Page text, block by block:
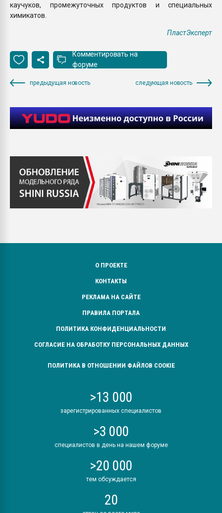
каучуков, промежуточных продуктов и специальных
химикатов.
ПластЭксперт
Комментировать на
форуме
предыдущая новость следующая новость
О ПРОЕКТЕ
КОНТАКТЫ
РЕКЛАМА НА САЙТЕ
ПРАВИЛА ПОРТАЛА
ПОЛИТИКА КОНФИДЕНЦИАЛЬНОСТИ
СОГЛАСИЕ НА ОБРАБОТКУ ПЕРСОНАЛЬНЫХ ДАННЫХ
ПОЛИТИКА В ОТНОШЕНИИ ФАЙЛОВ COOKIE
>13 000
зарегистрированных специалистов
>3 000
специалистов в день на нашем форуме
>20 000
тем обсуждается
20